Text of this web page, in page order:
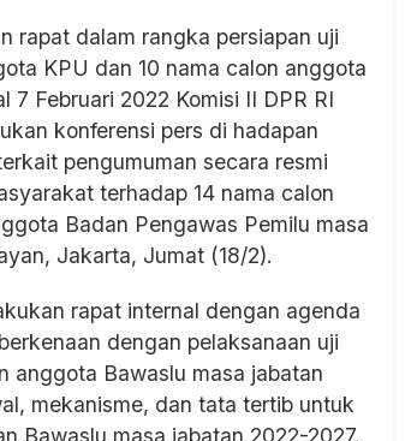
rapat dalam rangka persiapan uji
KPU dan 10 nama calon anggota
Februari 2022 Komisi II DPR RI
konferensi pers di hadapan
pengumuman secara resmi
terhadap 14 nama calon
Badan Pengawas Pemilu masa
Jakarta, Jumat (18/2).
rapat internal dengan agenda
dengan pelaksanaan uji
anggota Bawaslu masa jabatan
mekanisme, dan tata tertib untuk
Bawaslu masa jabatan 2022-2027.